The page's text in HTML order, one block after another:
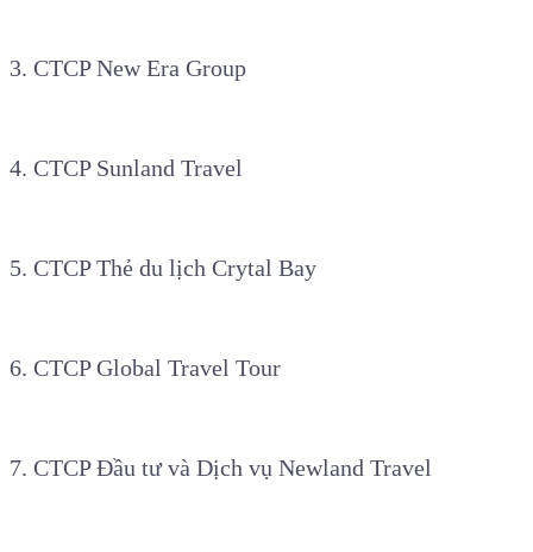
3. CTCP New Era Group
4. CTCP Sunland Travel
5. CTCP Thẻ du lịch Crytal Bay
6. CTCP Global Travel Tour
7. CTCP Đầu tư và Dịch vụ Newland Travel